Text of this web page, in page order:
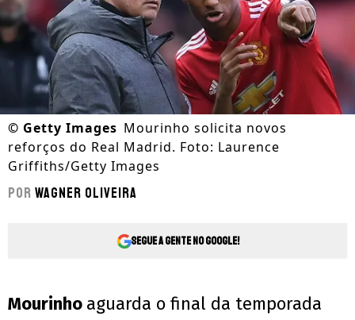
© Getty Images Mourinho solicita novos
reforços do Real Madrid. Foto: Laurence
Griffiths/Getty Images
Por Wagner Oliveira
Segue a gente no Google!
Mourinho aguarda o final da temporada